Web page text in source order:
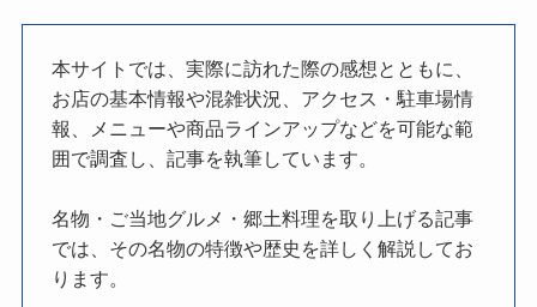
本サイトでは、実際に訪れた際の感想とともに、
お店の基本情報や混雑状況、アクセス・駐車場情
報、メニューや商品ラインアップなどを可能な範
囲で調査し、記事を執筆しています。
名物・ご当地グルメ・郷土料理を取り上げる記事
では、その名物の特徴や歴史を詳しく解説してお
ります。